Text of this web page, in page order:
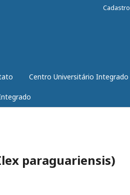
Centro Universitário Integrado
Cadastro
(Ilex paraguariensis)